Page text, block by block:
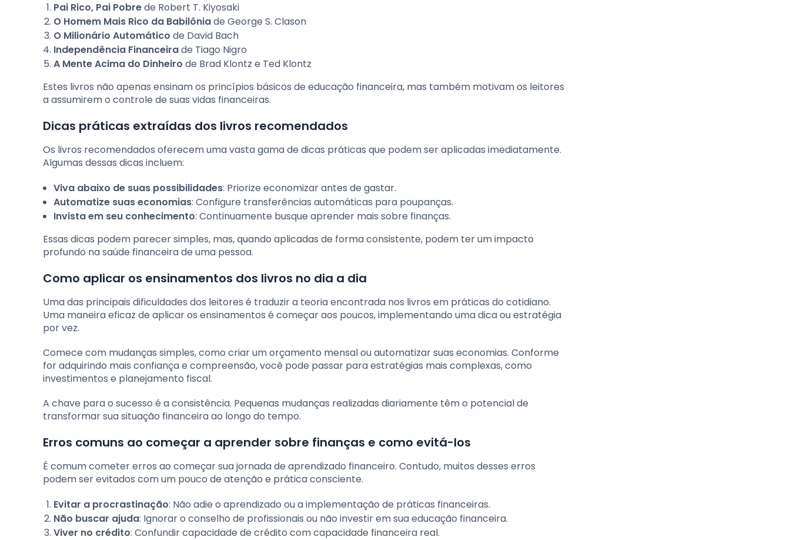
Pai Rico, Pai Pobrede Robert T. Kiyosaki
O Homem Mais Rico da Babilôniade George S. Clason
O Milionário Automático de David Bach
Independência Financeirade Tiago Nigro
A Mente Acima do Dinheiro de Brad Klontz e Ted Klontz
Estes livros não apenas ensinam os princípios básicos de educação financeira, mas também motivam os leitores
a assumirem o controle de suas vidas financeiras.
Dicas práticas extraídas dos livros recomendados
Os livros recomendados oferecem uma vasta gama de dicas práticas que podem ser aplicadas imediatamente.
Algumas dessas dicas incluem:
Viva abaixo de suas possibilidades: Priorize economizar antes de gastar.
Automatize suas economias: Configure transferências automáticas para poupanças.
Invista em seu conhecimento: Continuamente busque aprender mais sobre finanças.
Essas dicas podem parecer simples, mas, quando aplicadas de forma consistente, podem ter um impacto
profundo na saúde financeira de uma pessoa.
Como aplicar os ensinamentos dos livros no dia a dia
Uma das principais dificuldades dos leitores é traduzir a teoria encontrada nos livros em práticas do cotidiano.
Uma maneira eficaz de aplicar os ensinamentos é começar aos poucos, implementando uma dica ou estratégia
por vez.
Comece com mudanças simples, como criar um orçamento mensal ou automatizar suas economias. Conforme
for adquirindo mais confiança e compreensão, você pode passar para estratégias mais complexas, como
investimentos e planejamento fiscal.
A chave para o sucesso é a consistência. Pequenas mudanças realizadas diariamente têm o potencial de
transformar sua situação financeira ao longo do tempo.
Erros comuns ao começar a aprender sobre finanças e como evitá-los
É comum cometer erros ao começar sua jornada de aprendizado financeiro. Contudo, muitos desses erros
podem ser evitados com um pouco de atenção e prática consciente.
Evitar a procrastinação: Não adie o aprendizado ou a implementação de práticas financeiras.
Não buscar ajuda: Ignorar o conselho de profissionais ou não investir em sua educação financeira.
Viver no crédito: Confundir capacidade de crédito com capacidade financeira real.